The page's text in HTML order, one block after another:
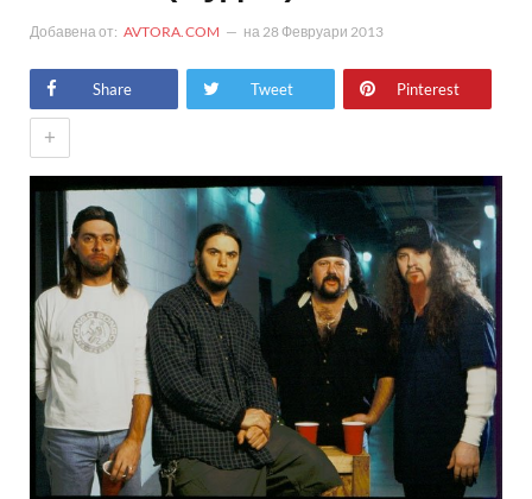
Добавена от: AVTORA.COM на 28 Февруари 2013
Share Tweet Pinterest
+